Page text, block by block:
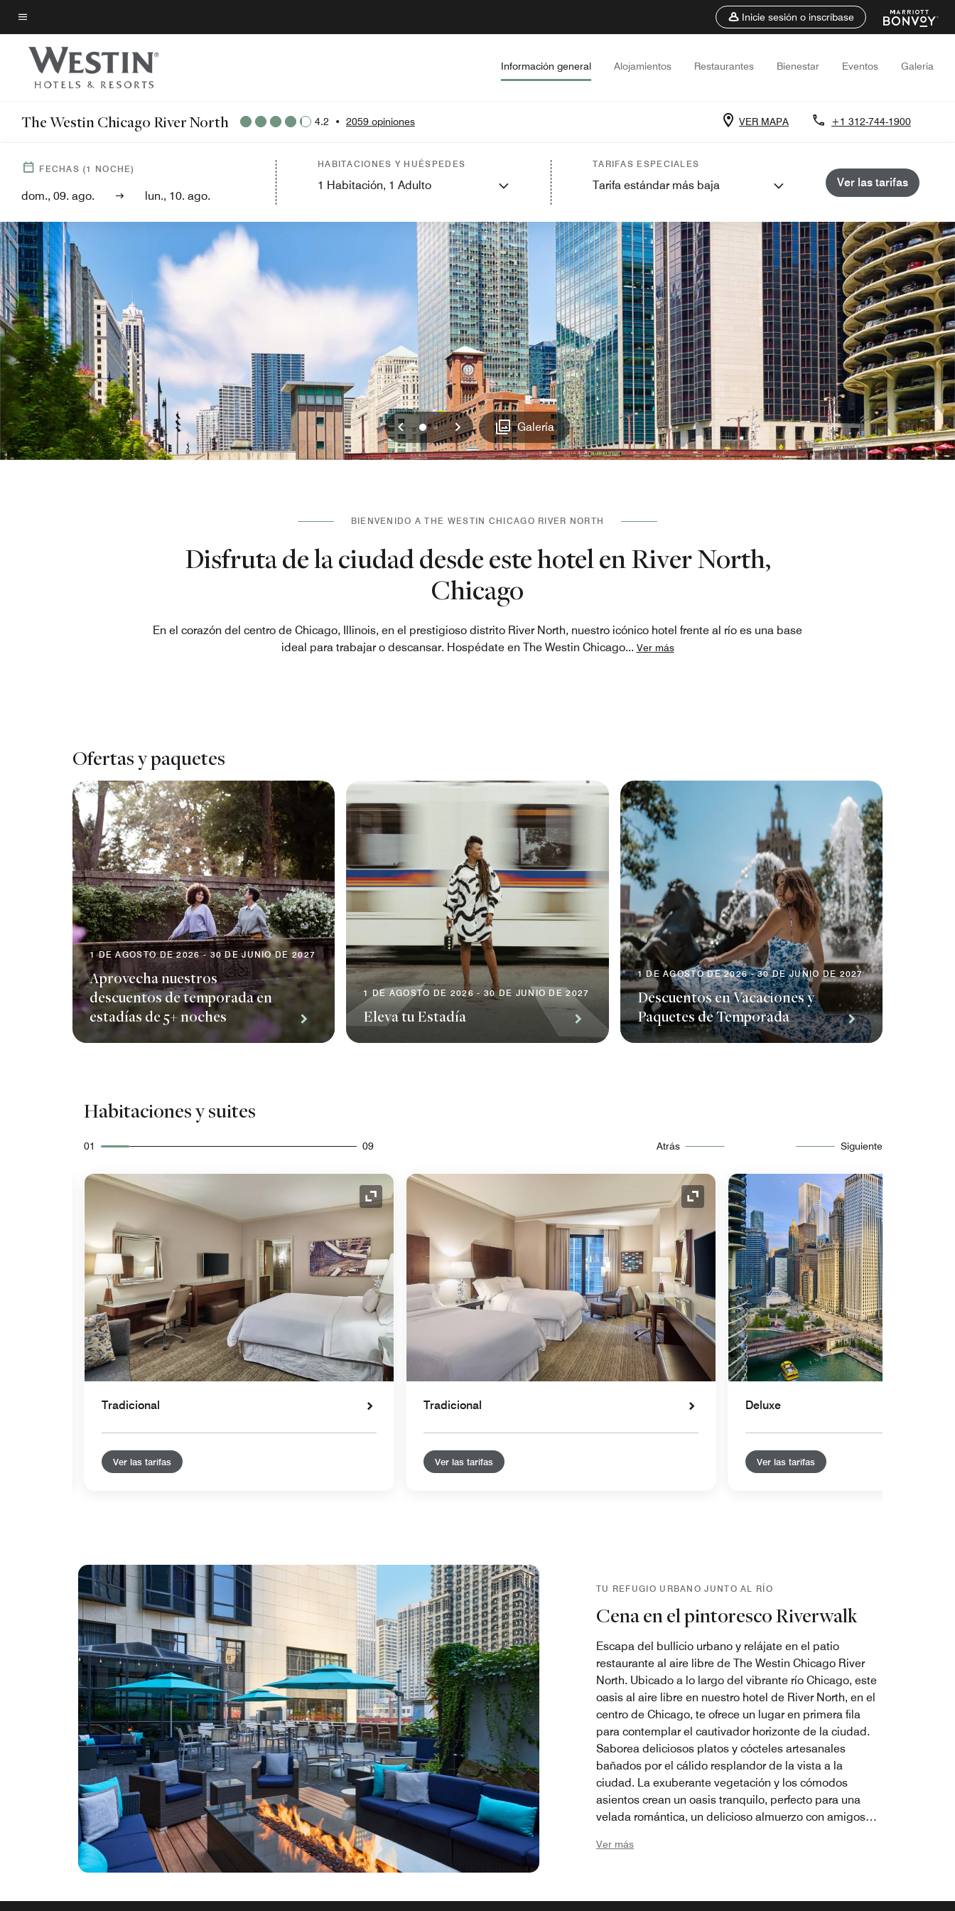
Skip
to
main
content
Texto del menú
Inicie sesión o inscríbase
Información general Alojamientos Restaurantes Bienestar Eventos Galería
The Westin Chicago River North 4.2 • 2059 opiniones VER MAPA +1 312-744-1900
FECHAS (1 NOCHE)
dom., 09. ago. lun., 10. ago.
HABITACIONES Y HUÉSPEDES
1 Habitación, 1 Adulto
TARIFAS ESPECIALES
Tarifa estándar más baja Ver las tarifas
Anterior
01 SiguienteGalería
BIENVENIDO A THE WESTIN CHICAGO RIVER NORTH
Disfruta de la ciudad desde este hotel en River North,
Chicago
En el corazón del centro de Chicago, Illinois, en el prestigioso distrito River North, nuestro icónico hotel frente al río​ es una base
ideal para trabajar o descansar. Hospédate en The Westin Chicago... Ver más
Ofertas y paquetes
1 DE AGOSTO DE 2026 - 30 DE JUNIO DE 2027
Aprovecha nuestros
descuentos de temporada en
estadías de 5+ noches
1 DE AGOSTO DE 2026 - 30 DE JUNIO DE 2027
Eleva tu Estadía
1 DE AGOSTO DE 2026 - 30 DE JUNIO DE 2027
Descuentos en Vacaciones y
Paquetes de Temporada
Habitaciones y suites
01 09 Atrás Siguiente
Icono de expansión
Tradicional
Ver las tarifas
Icono de expansión
Tradicional
Ver las tarifas
Deluxe
Ver las tarifas
TU REFUGIO URBANO JUNTO AL RÍO
Cena en el pintoresco Riverwalk
Escapa del bullicio urbano y relájate en el patio
restaurante al aire libre de The Westin Chicago River
North. Ubicado a lo largo del vibrante río Chicago, este
oasis al aire libre en nuestro hotel de River North, en el
centro de Chicago,​ te ofrece un lugar en primera fila
para contemplar el cautivador horizonte de la ciudad.
Saborea deliciosos platos y cócteles artesanales
bañados por el cálido resplandor de la vista a la
ciudad. La exuberante vegetación y los cómodos
asientos crean un oasis tranquilo, perfecto para una
velada romántica, un delicioso almuerzo con amigos o
Ciudad del Viento.
Ver más